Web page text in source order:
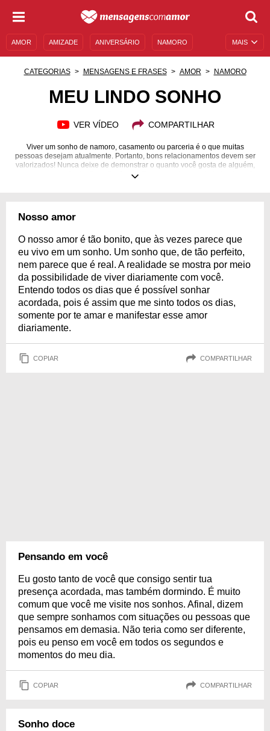
MAIS
AMOR AMIZADE ANIVERSÁRIO NAMORO
CATEGORIAS MENSAGENS E FRASES AMOR NAMORO
MEU LINDO SONHO
VER VÍDEO COMPARTILHAR
Viver um sonho de namoro, casamento ou parceria é o que muitas
pessoas desejam atualmente. Portanto, bons relacionamentos devem ser
valorizados! Nunca deixe de demonstrar o quanto você gosta de alguém,
mesmo na correria do dia a dia. Aproveite que acabamos de te lembrar da
Nosso amor
O nosso amor é tão bonito, que às vezes parece que
eu vivo em um sonho. Um sonho que, de tão perfeito,
nem parece que é real. A realidade se mostra por meio
da possibilidade de viver diariamente com você.
Entendo todos os dias que é possível sonhar
acordada, pois é assim que me sinto todos os dias,
somente por te amar e manifestar esse amor
diariamente.
COPIAR COMPARTILHAR
Pensando em você
Eu gosto tanto de você que consigo sentir tua
presença acordada, mas também dormindo. É muito
comum que você me visite nos sonhos. Afinal, dizem
que sempre sonhamos com situações ou pessoas que
pensamos em demasia. Não teria como ser diferente,
pois eu penso em você em todos os segundos e
momentos do meu dia.
COPIAR COMPARTILHAR
Sonho doce